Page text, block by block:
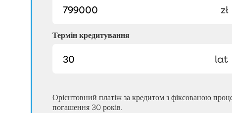
zł
Термін кредитування
lat
Орієнтовний платіж за кредитом з фіксованою
погашення 30 років.